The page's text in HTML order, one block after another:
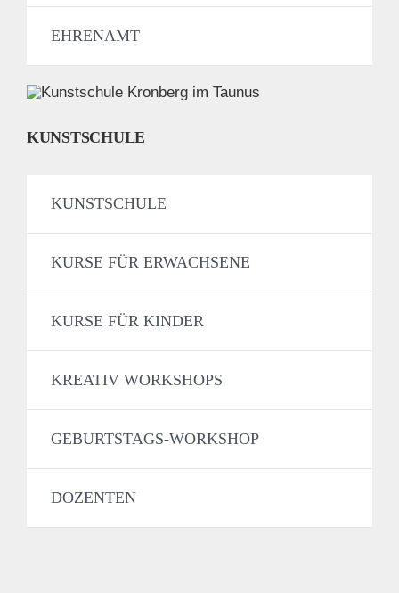
EHRENAMT
KUNSTSCHULE
KUNSTSCHULE
KURSE FÜR ERWACHSENE
KURSE FÜR KINDER
KREATIV WORKSHOPS
GEBURTSTAGS-WORKSHOP
DOZENTEN